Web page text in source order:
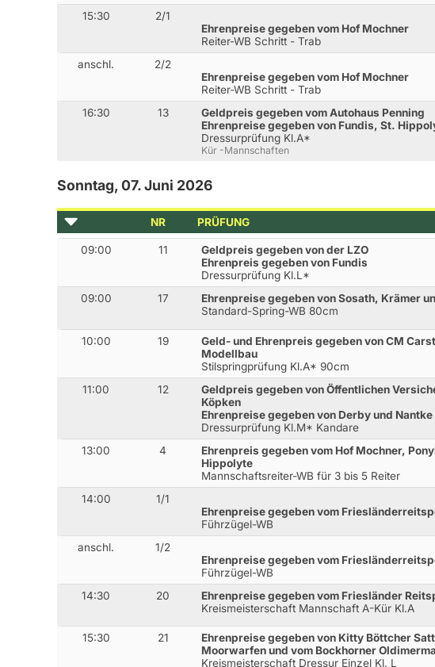
15:30
2/1
Ehrenpreise gegeben vom Hof Mochner
Reiter-WB Schritt - Trab
anschl.
2/2
Ehrenpreise gegeben vom Hof Mochner
Reiter-WB Schritt - Trab
16:30 13
Geldpreis gegeben vom Autohaus Penning
Ehrenpreise gegeben von Fundis, St.
Dressurprüfung Kl.A*
Kür -Mannschaften
Sonntag, 07. Juni 2026
NR PRÜFUNG
09:00 11
Geldpreis gegeben von der LZO
Ehrenpreis gegeben von Fundis
Dressurprüfung Kl.L*
09:00 17
Ehrenpreise gegeben von Sosath, Krämer
Standard-Spring-WB 80cm
10:00 19
Geld- und Ehrenpreis gegeben von CM
Modellbau
Stilspringprüfung Kl.A* 90cm
11:00 12
Geldpreis gegeben von Öffentlichen
Köpken
Ehrenpreise gegeben von Derby und
Dressurprüfung Kl.M* Kandare
13:00 4
Ehrenpreis gegeben vom Hof Mochner,
Hippolyte
Mannschaftsreiter-WB für 3 bis 5 Reiter
14:00
1/1
Ehrenpreise gegeben vom
Führzügel-WB
anschl.
1/2
Ehrenpreise gegeben vom
Führzügel-WB
14:30 20
Ehrenpreise gegeben vom Friesländer
Kreismeisterschaft Mannschaft A-Kür Kl.A
15:30 21
Ehrenpreise gegeben von Kitty Böttcher
Moorwarfen und vom Bockhorner
Kreismeisterschaft Dressur Einzel Kl. L